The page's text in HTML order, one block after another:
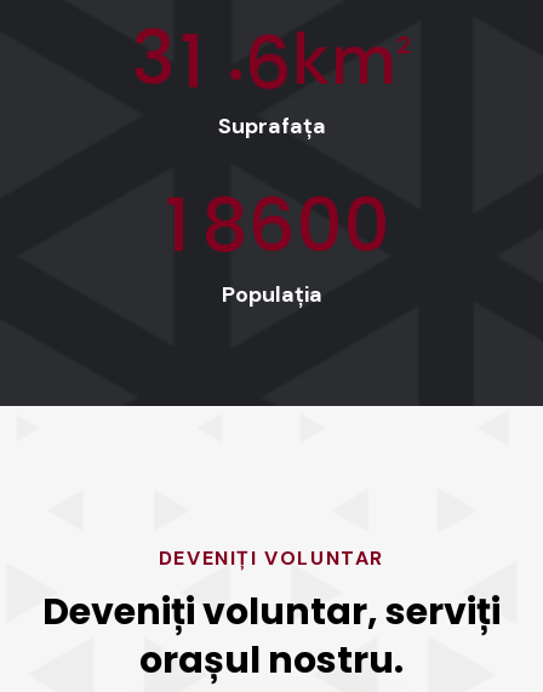
31 .6km2
Suprafața
1 8600
Populația
DEVENIȚI VOLUNTAR
Deveniți voluntar, serviți
orașul nostru.